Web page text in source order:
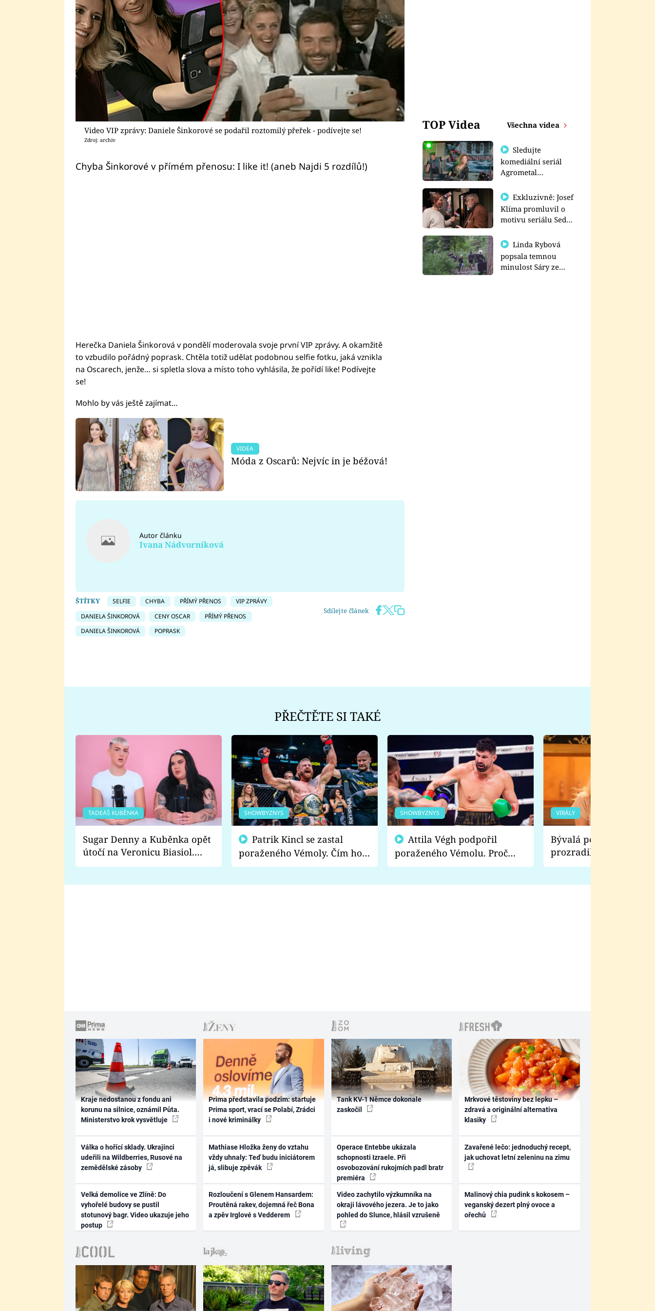
Video VIP zprávy: Daniele Šinkorové se podařil roztomilý přeřek - podívejte se!
Zdroj: archiv
Chyba Šinkorové v přímém přenosu: I like it! (aneb Najdi 5 rozdílů!)
Herečka Daniela Šinkorová v pondělí moderovala svoje první VIP zprávy. A okamžitě
to vzbudilo pořádný poprask. Chtěla totiž udělat podobnou selfie fotku, jaká vznikla
na Oscarech, jenže… si spletla slova a místo toho vyhlásila, že pořídí like! Podívejte
se!
Mohlo by vás ještě zajímat…
VIDEA
Móda z Oscarů: Nejvíc in je béžová!
Autor článku
Ivana Nádvorníková
Sdílejte článek
ŠTÍTKY SELFIE CHYBA PŘÍMÝ PŘENOS
VIP ZPRÁVY
DANIELA ŠINKOROVÁ
CENY OSCAR
PŘÍMÝ PŘENOS
DANIELA ŠINKOROVÁ
POPRASK
TOP Videa Všechna videa
Sledujte
komediální seriál
Agrometal
prima+
Exkluzivně: Josef
Klíma promluvil o
motivu seriálu Sedm
Linda Rybová
popsala temnou
minulost Sáry ze
PŘEČTĚTE SI TAKÉ
TADEÁŠ KUBĚNKA
Sugar Denny a Kuběnka opět
útočí na Veronicu Biasiol.
Proč je podle nich falešná a
SHOWBYZNYS
poraženého Vémoly. Čím ho
fanoušci naštvali?
SHOWBYZNYS
poraženého Vémolu. Proč
chce raději zápasit s ním než
VIRÁLY
Bývalá pornoherečka
prozradila, co ji
natáčení Euforie.
Kraje nedostanou z fondu ani
korunu na silnice, oznámil Půta.
Ministerstvo krok vysvětluje
Válka o hořící sklady. Ukrajinci
udeřili na Wildberries, Rusové na
zemědělské zásoby
Velká demolice ve Zlíně: Do
vyhořelé budovy se pustil
stotunový bagr. Video ukazuje jeho
postup
Prima představila podzim: startuje
Prima sport, vrací se Polabí, Zrádci
i nové kriminálky
Mathiase Hložka ženy do vztahu
vždy uhnaly: Teď budu iniciátorem
já, slibuje zpěvák
Rozloučení s Glenem Hansardem:
Proutěná rakev, dojemná řeč Bona
a zpěv Irglové s Vedderem
Tank KV-1 Němce dokonale
zaskočil
Operace Entebbe ukázala
schopnosti Izraele. Při
osvobozování rukojmích padl bratr
premiéra
Video zachytilo výzkumníka na
okraji lávového jezera. Je to jako
pohled do Slunce, hlásil vzrušeně
Mrkvové těstoviny bez lepku –
zdravá a originální alternativa
klasiky
Zavařené lečo: jednoduchý recept,
jak uchovat letní zeleninu na zimu
Malinový chia pudink s kokosem –
veganský dezert plný ovoce a
ořechů